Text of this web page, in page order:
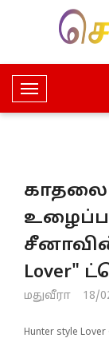
T
o
e
a
v
a
சீனாவின்
Lover"
மதுவீரா 18/
Hunter style